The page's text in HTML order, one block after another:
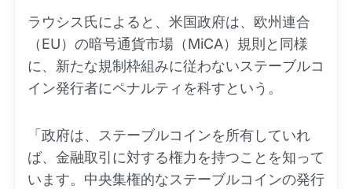
ラウシス氏によると、米国政府は、欧州連合
（EU）の暗号通貨市場（MiCA）規則と同様
に、新たな規制枠組みに従わないステーブルコ
イン発行者にペナルティを科すという。
「政府は、ステーブルコインを所有していれ
ば、金融取引に対する権力を持つことを知って
います。中央集権的なステーブルコインの発行